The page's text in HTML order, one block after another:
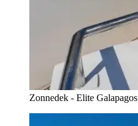
Zonnedek - Elite Galapagos